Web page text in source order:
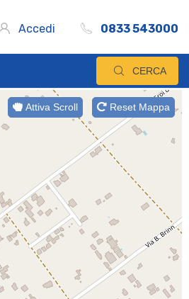
Accedi 0833 543000
CERCA
Attiva Scroll Reset Mappa